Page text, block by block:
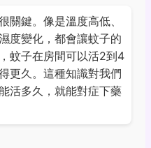
關鍵。像是溫度高低、
度變化，都會讓蚊子的
蚊子在房間可以活2到4
更久。這種知識對我們
活多久，就能對症下藥